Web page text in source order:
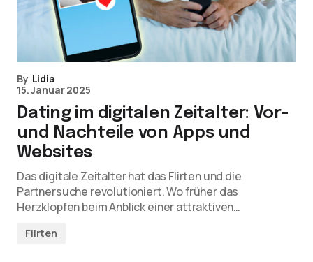
By Lidia
15. Januar 2025
Dating im digitalen Zeitalter: Vor-
und Nachteile von Apps und
Websites
Das digitale Zeitalter hat das Flirten und die
Partnersuche revolutioniert. Wo früher das
Herzklopfen beim Anblick einer attraktiven…
Flirten